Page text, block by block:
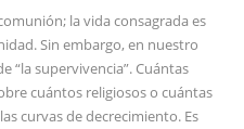
la vida consagrada es
Sin embargo, en nuestro
“la supervivencia”. Cuántas
cuántos religiosos o cuántas
curvas de decrecimiento. Es